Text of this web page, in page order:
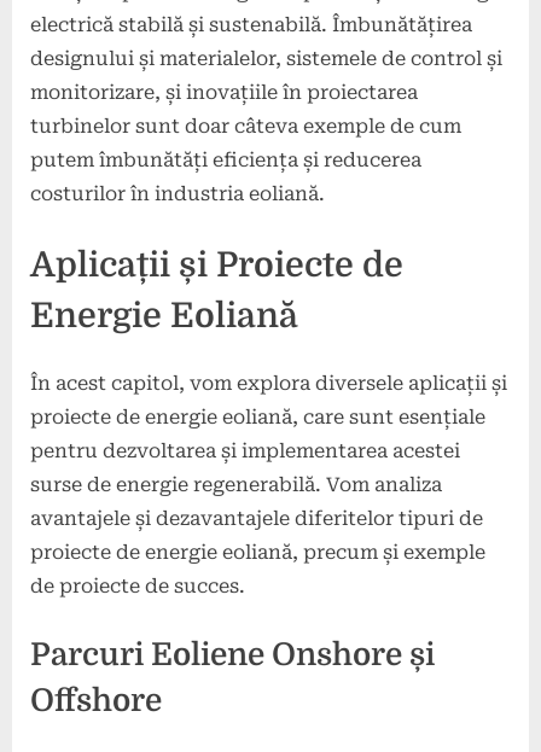
electrică stabilă și sustenabilă. Îmbunătățirea
designului și materialelor, sistemele de control și
monitorizare, și inovațiile în proiectarea
turbinelor sunt doar câteva exemple de cum
putem îmbunătăți eficiența și reducerea
costurilor în industria eoliană.
Aplicații și Proiecte de
Energie Eoliană
În acest capitol, vom explora diversele aplicații și
proiecte de energie eoliană, care sunt esențiale
pentru dezvoltarea și implementarea acestei
surse de energie regenerabilă. Vom analiza
avantajele și dezavantajele diferitelor tipuri de
proiecte de energie eoliană, precum și exemple
de proiecte de succes.
Parcuri Eoliene Onshore și
Offshore